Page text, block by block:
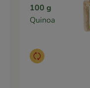
100 g
Quinoa
Auswahl ändern